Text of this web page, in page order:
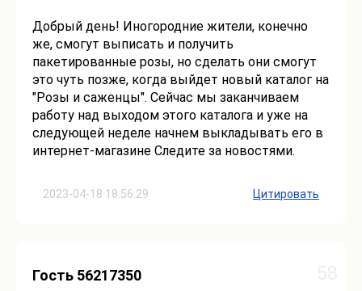
2023-04-18 18:56:29
Добрый день! Иногородние жители, конечно
же, смогут выписать и получить
пакетированные розы, но сделать они смогут
это чуть позже, когда выйдет новый каталог на
"Розы и саженцы". Сейчас мы заканчиваем
работу над выходом этого каталога и уже на
следующей неделе начнем выкладывать его в
интернет-магазине Следите за новостями.
Цитировать
Гость 56217350